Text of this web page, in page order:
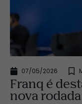
07/05/2026
Franq é
nova